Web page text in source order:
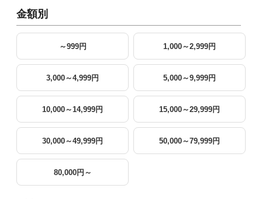
金額別
～999円 1,000～2,999円
3,000～4,999円 5,000～9,999円
10,000～14,999円 15,000～29,999円
30,000～49,999円 50,000～79,999円
80,000円～